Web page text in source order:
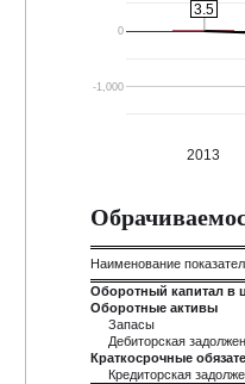
2013
-1,000
0
3.5
3.5
Наименование
Оборотный капитал в
Оборотные активы
Запасы
Дебиторская
Краткосрочные
Кредиторская